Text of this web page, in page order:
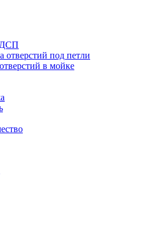
отверстий под петли
в мойке